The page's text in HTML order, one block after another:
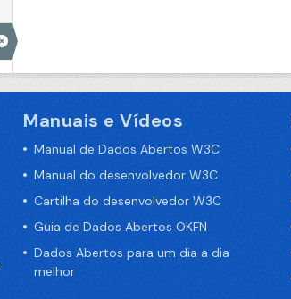
Manuais e Vídeos
Manual de Dados Abertos W3C
Manual do desenvolvedor W3C
Cartilha do desenvolvedor W3C
Guia de Dados Abertos OKFN
Dados Abertos para um dia a dia
melhor